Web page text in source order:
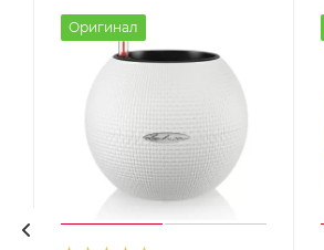
Оригинал